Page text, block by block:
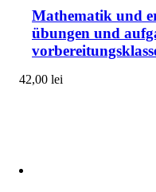
Mathematik und
übungen und
42,00 lei